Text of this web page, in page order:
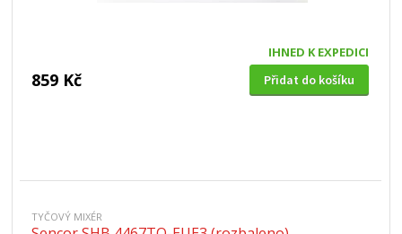
IHNED K EXPEDICI
859 Kč Přidat do košíku
TYČOVÝ MIXÉR